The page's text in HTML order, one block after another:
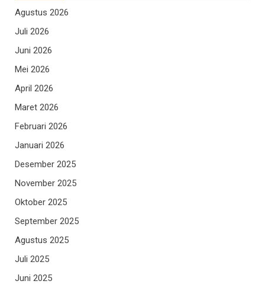
Agustus 2026
Juli 2026
Juni 2026
Mei 2026
April 2026
Maret 2026
Februari 2026
Januari 2026
Desember 2025
November 2025
Oktober 2025
September 2025
Agustus 2025
Juli 2025
Juni 2025